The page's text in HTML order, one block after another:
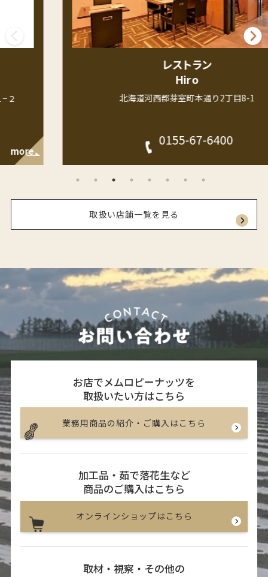
北海道河西郡芽室町本通り2丁目8-1
0155-67-6400
取扱い店舗一覧を見る
お店でメムロピーナッツを
取扱いたい方はこちら
業務用商品の紹介・ご購入はこちら
加工品・茹で落花生など
商品のご購入はこちら
オンラインショップはこちら
取材・視察・その他の